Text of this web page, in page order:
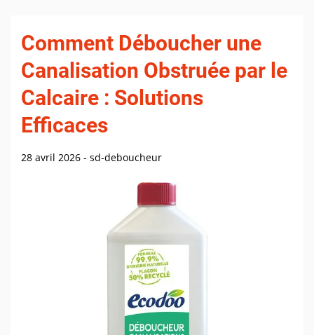
Comment Déboucher une
Canalisation Obstruée par le
Calcaire : Solutions
Efficaces
28 avril 2026 - sd-deboucheur